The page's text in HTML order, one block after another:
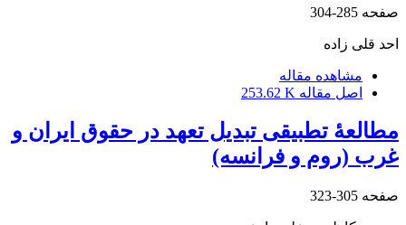
صفحه 285-304
احد قلی زاده
مشاهده مقاله
اصل مقاله 253.62 K
مطالعۀ تطبیقی تبدیل تعهد در حقوق ایران و
غرب (روم و فرانسه)
صفحه 305-323